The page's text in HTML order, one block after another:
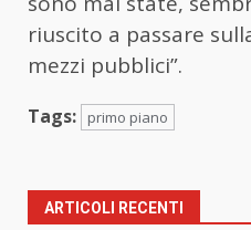
riuscito a passare
mezzi pubblici”.
Tags: primo piano
ARTICOLI RECENTI